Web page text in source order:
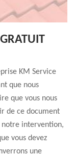
KM Service
que nous
que vous nous
de ce document
notre intervention,
vous devez
une